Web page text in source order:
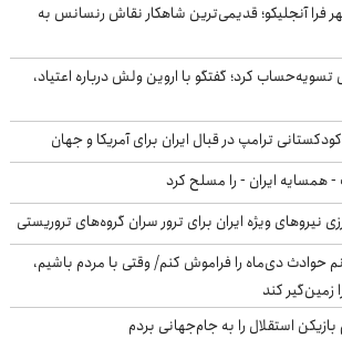
فرا آنجلیکو؛ قدیمی‌ترین شاهکار نقاش رنسانس به
کرد؛ گفتگو با اروین ولش درباره اعتیاد،
ترامپ در قبال ایران برای آمریکا و جهان
- همسایه ایران - را مسلح کرد
نیروهای ویژه ایران برای ترور سران گروه‌های تروریستی
حوادث دی‌ماه را فراموش کنم/ وقتی با مردم باشیم،
زمین‌گیر کند
استقلال را به جام‌جهانی بردم